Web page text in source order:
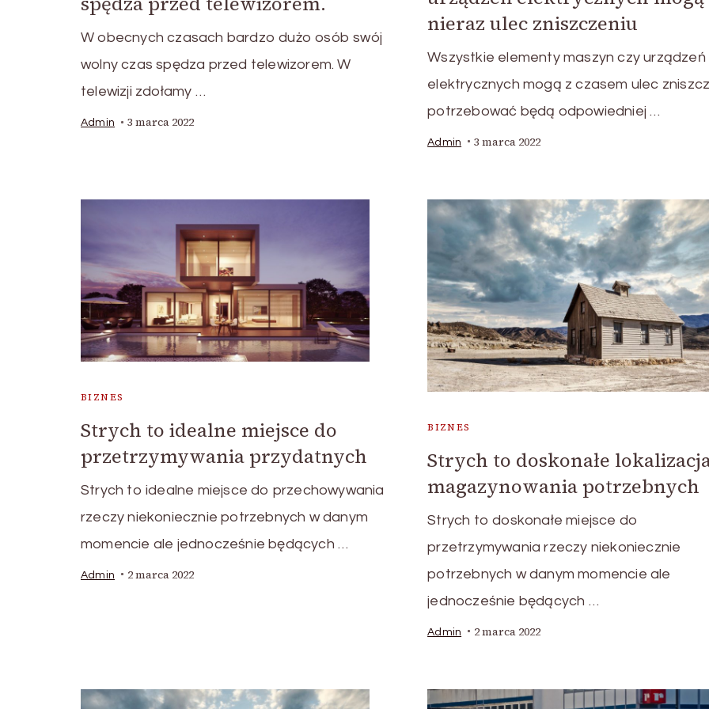
W obecnych czasach bardzo dużo osób swój
wolny czas spędza przed telewizorem. W
telewizji zdołamy …
Admin 3 marca 2022
nieraz ulec zniszczeniu
Wszystkie elementy maszyn czy urządzeń
elektrycznych mogą z czasem ulec
potrzebować będą odpowiedniej …
Admin 3 marca 2022
BIZNES
Strych to idealne miejsce do
przetrzymywania przydatnych
Strych to idealne miejsce do przechowywania
rzeczy niekoniecznie potrzebnych w danym
momencie ale jednocześnie będących …
Admin 2 marca 2022
BIZNES
Strych to doskonałe
magazynowania potrzebnych
Strych to doskonałe miejsce do
przetrzymywania rzeczy niekoniecznie
potrzebnych w danym momencie ale
jednocześnie będących …
Admin 2 marca 2022